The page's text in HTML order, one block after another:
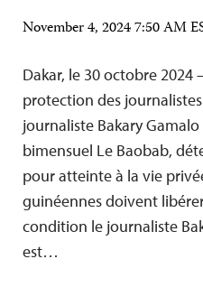
November 4, 2024 7:50 AM
Dakar, le 30 octobre 2024
protection des
journaliste Bakary
bimensuel Le Baobab,
pour atteinte à la vie
guinéennes doivent
condition le journaliste
est…